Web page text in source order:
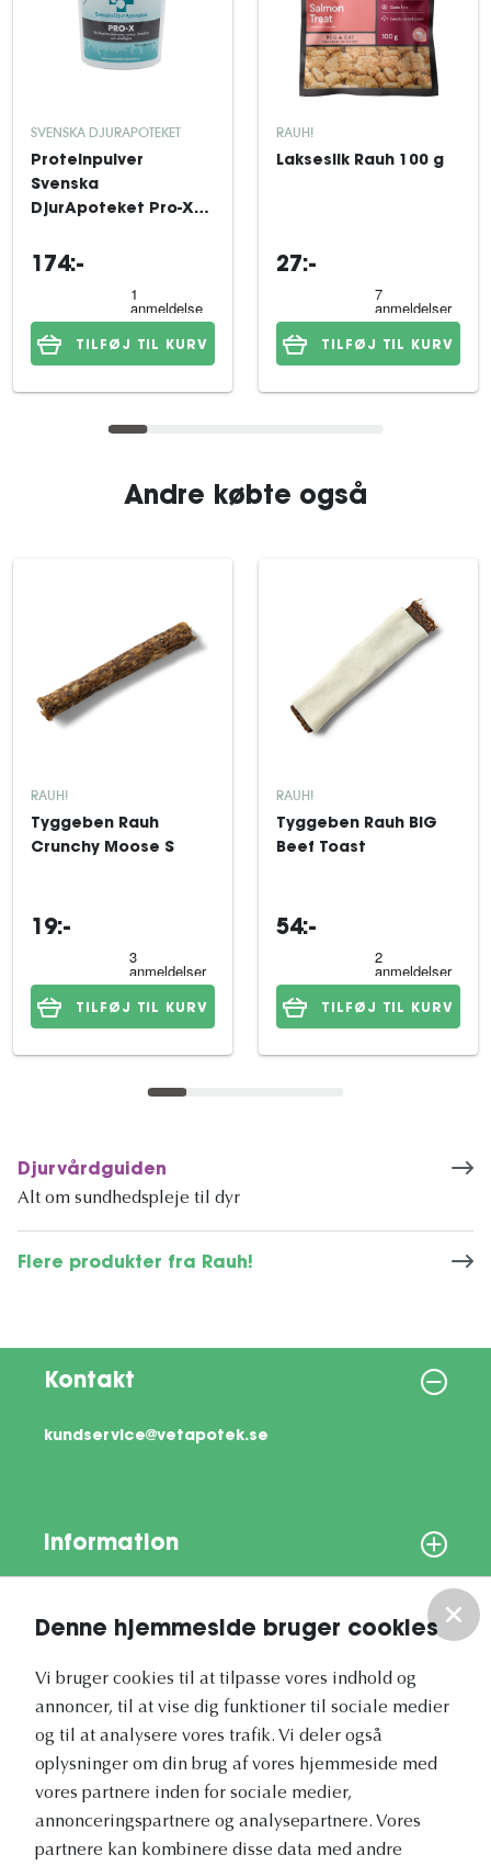
Denne hjemmeside bruger cookies
Vi bruger cookies til at tilpasse vores indhold og
annoncer, til at vise dig funktioner til sociale medier
og til at analysere vores trafik. Vi deler også
oplysninger om din brug af vores hjemmeside med
vores partnere inden for sociale medier,
annonceringspartnere og analysepartnere. Vores
partnere kan kombinere disse data med andre
SVENSKA DJURAPOTEKET
Proteinpulver
Svenska
DjurApoteket Pro-X
174:-
TILFØJ TIL KURV
RAUH!
Lakseslik Rauh 100 g
27:-
TILFØJ TIL KURV
Andre købte også
RAUH!
Tyggeben Rauh
Crunchy Moose S
19:-
TILFØJ TIL KURV
RAUH!
Tyggeben Rauh BIG
Beef Toast
54:-
TILFØJ TIL KURV
Djurvårdguiden
Alt om sundhedspleje til dyr
Flere produkter fra Rauh!
Kontakt
kundservice@vetapotek.se
Information
Vores nyhedsbrev
Vetapotek.dk er en del af
Evidensia